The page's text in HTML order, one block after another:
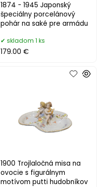
1874 - 1945 Japonský
špeciálny porcelánový
pohár na saké pre armádu
skladom 1 ks
179.00 €
1900 Trojlaločná misa na
ovocie s figurálnym
motívom putti hudobníkov